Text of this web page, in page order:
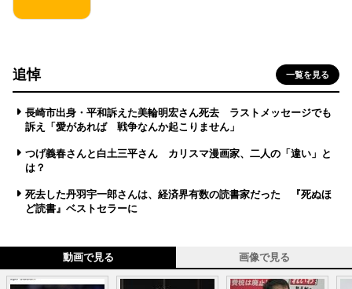
追悼 一覧を見る
長崎市出身・平和訴えた美輪明宏さん死去 ラストメッセージでも
訴え「愛があれば 戦争なんか起こりません」
つげ義春さんと白土三平さん カリスマ漫画家、二人の「違い」と
は？
死去した丹羽宇一郎さんは、経済界有数の読書家だった 『死ぬほ
ど読書』ベストセラーに
動画で見る 画像で見る